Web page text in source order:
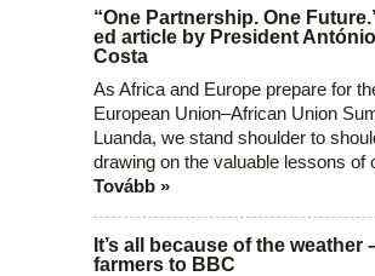
“One Partnership. One
ed article by President António
Costa
As Africa and Europe prepare for
European Union–African Union
Luanda, we stand shoulder to
drawing on the valuable lessons of
Tovább »
It’s all because of the weather
farmers to BBC